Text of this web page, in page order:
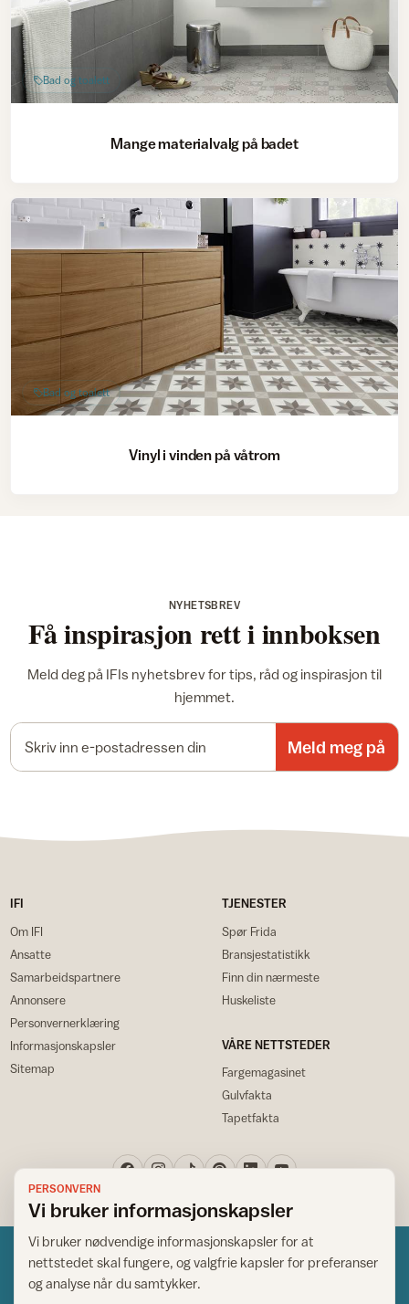
Bad og toalett
Mange materialvalg på badet
Bad og toalett
Vinyl i vinden på våtrom
NYHETSBREV
Få inspirasjon rett i innboksen
Meld deg på IFIs nyhetsbrev for tips, råd og inspirasjon til
hjemmet.
Meld meg på
IFI
Om IFI
Ansatte
Samarbeidspartnere
Annonsere
Personvernerklæring
Informasjonskapsler
Sitemap
TJENESTER
Spør Frida
Bransjestatistikk
Finn din nærmeste
Huskeliste
VÅRE NETTSTEDER
Fargemagasinet
Gulvfakta
Tapetfakta
PERSONVERN
Vi bruker informasjonskapsler
Vi bruker nødvendige informasjonskapsler for at
nettstedet skal fungere, og valgfrie kapsler for preferanser
og analyse når du samtykker.